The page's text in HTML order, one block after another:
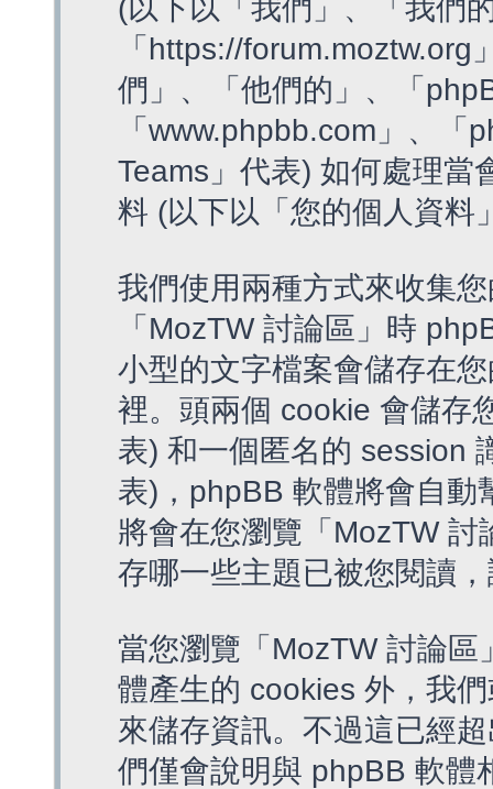
(以下以「我們」、「我們
「https://
們」、「他們的」、「
「www.phpbb.com」、
Teams」代表) 如何處理當
料 (以下以「您的個人資料
我們使用兩種方式來收集
「MozTW 討論區」時
小型的文字檔案會儲存在
裡。頭兩個 cookie 會儲存
表) 和一個匿名的 session
表)，phpBB 軟體將會自動
將會在您瀏覽「MozTW
存哪一些主題已被您閱讀
當您瀏覽「MozTW 討論
體產生的 cookies 外，我
來儲存資訊。不過這已經
們僅會說明與 phpBB 軟體